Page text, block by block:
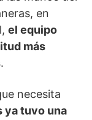
en
el equipo
más
necesita
ya tuvo una